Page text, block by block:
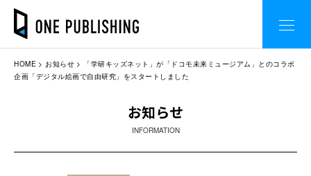
HOME お知らせ
「学研キッズネット」が「ドコモ未来ミュージアム」とのコラボ
企画「デジタル絵画で自由研究」をスタートしました
お知らせ
INFORMATION